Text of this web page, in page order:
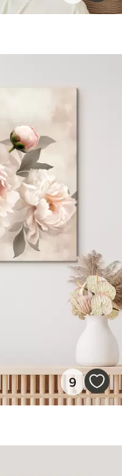
9